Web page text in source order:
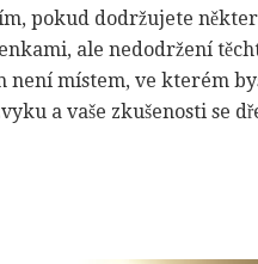
pokud dodržujete
ale nedodržení
není místem, ve kterém
a vaše zkušenosti se